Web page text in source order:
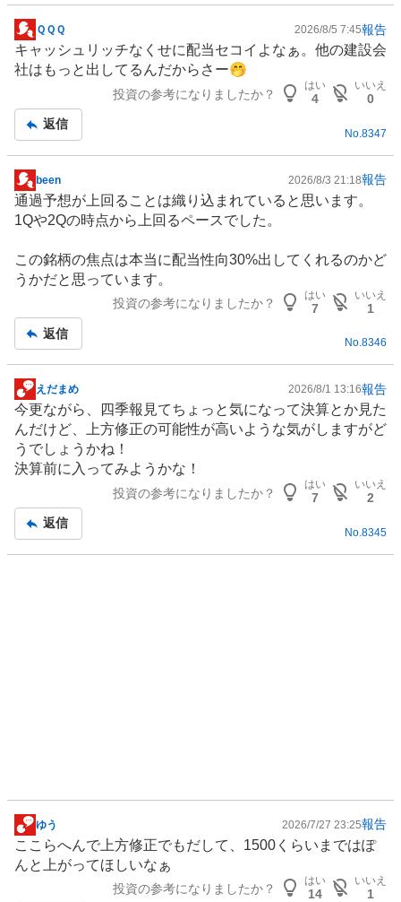
0
%
、
様
見
、
売
り
た
0
%
強
く
売
り
た
い
1
0
掲
示
板
ＱＱＱ 2026/8/5 7:45報告
キャッシュリッチなくせに配当セコイよなぁ。他の建設会
社はもっと出してるんだからさー🤭
投資の参考になりましたか？
はい
4
いいえ
0
返信
No. 8347
掲
示
板
事
been 2026/8/3 21:18報告
通過予想が上回ることは織り込まれていると思います。
1Qや2Qの時点から上回るペースでした。
この銘柄の焦点は本当に配当性向30%出してくれるのかど
うかだと思っています。
投資の参考になりましたか？
はい
7
いいえ
1
返信
No.8346
掲
示
板
記
事
えだまめ 2026/8/1 13:16報告
今更ながら、四季報見てちょっと気になって決算とか見た
んだけど、上方修正の可能性が高いような気がしますがど
うでしょうかね！
決算前に入ってみようかな！
投資の参考になりましたか？
はい
7
いいえ
2
返信
No. 8345
掲
示
板
ゆう 2026/7/27 23:25報告
ここらへんで上方修正でもだして、1500くらいまではぽ
んと上がってほしいなぁ
投資の参考になりましたか？
はい
14
いいえ
1